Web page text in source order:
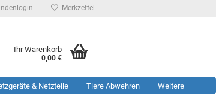
Merkzettel
Ihr Warenkorb
0,00 €
& Netzteile Tiere Abwehren Weitere